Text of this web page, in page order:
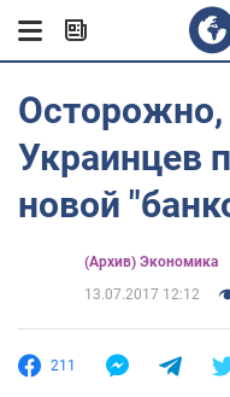
Осторожно,
Украинцев
новой
(Архив) Экономика
13.07.2017 12:12
211